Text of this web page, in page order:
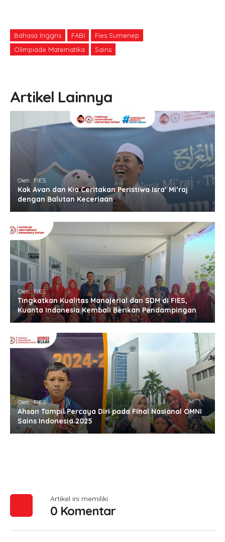
Bahasa Inggris FABI
Fies Sumenep
Olimpiade Matematika
Sains
Artikel Lainnya
Oleh : FIES
Kak Avan dan Kia Ceritakan Peristiwa Isra’ Mi’raj
dengan Balutan Keceriaan
Oleh : FIES
Tingkatkan Kualitas Manajerial dan SDM di FIES,
Kuanta Indonesia Kembali Berikan Pendampingan
Oleh : FIES
Ahsan Tampil Percaya Diri pada Final Nasional OMNI
Sains Indonesia 2025
Artikel ini memiliki
0 Komentar